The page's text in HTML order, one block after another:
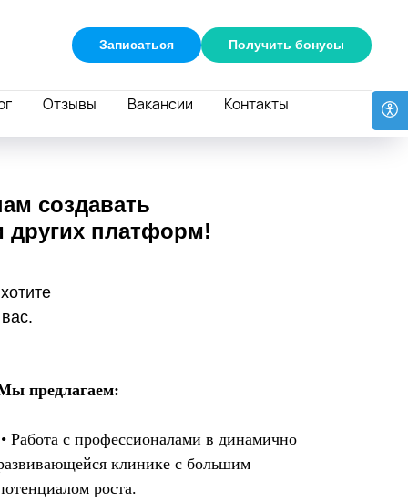
Записаться Получить бонусы
Отзывы Вакансии
Контакты
создавать
других платформ!
предлагаем:
• Работа с профессионалами в динамично
клинике с большим
роста.